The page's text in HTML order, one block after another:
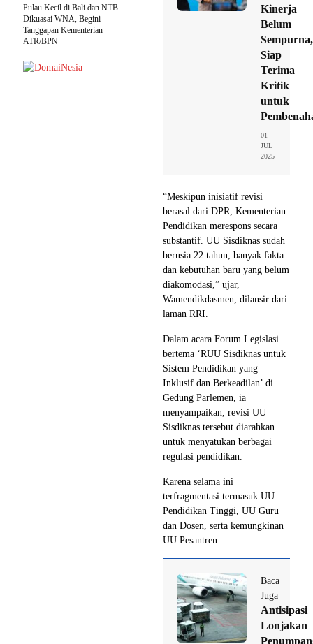
Kinerja
Belum
Sempurna,
Siap
Terima
Kritik
untuk
01
JUL
2025
“Meskipun inisiatif revisi
berasal dari DPR, Kementerian
Pendidikan merespons secara
substantif. UU Sisdiknas sudah
berusia 22 tahun, banyak fakta
dan kebutuhan baru yang belum
diakomodasi,” ujar,
Wamendikdasmen, dilansir dari
laman RRI.
Dalam acara Forum Legislasi
bertema ‘RUU Sisdiknas untuk
Sistem Pendidikan yang
Inklusif dan Berkeadilan’ di
Gedung Parlemen, ia
menyampaikan, revisi UU
Sisdiknas tersebut diarahkan
untuk menyatukan berbagai
regulasi pendidikan.
Karena selama ini
terfragmentasi termasuk UU
Pendidikan Tinggi, UU Guru
dan Dosen, serta kemungkinan
UU Pesantren.
Baca
Juga
Antisipasi
Lonjakan
Pulau Kecil di Bali dan NTB
Dikuasai WNA, Begini
Tanggapan Kementerian
ATR/BPN